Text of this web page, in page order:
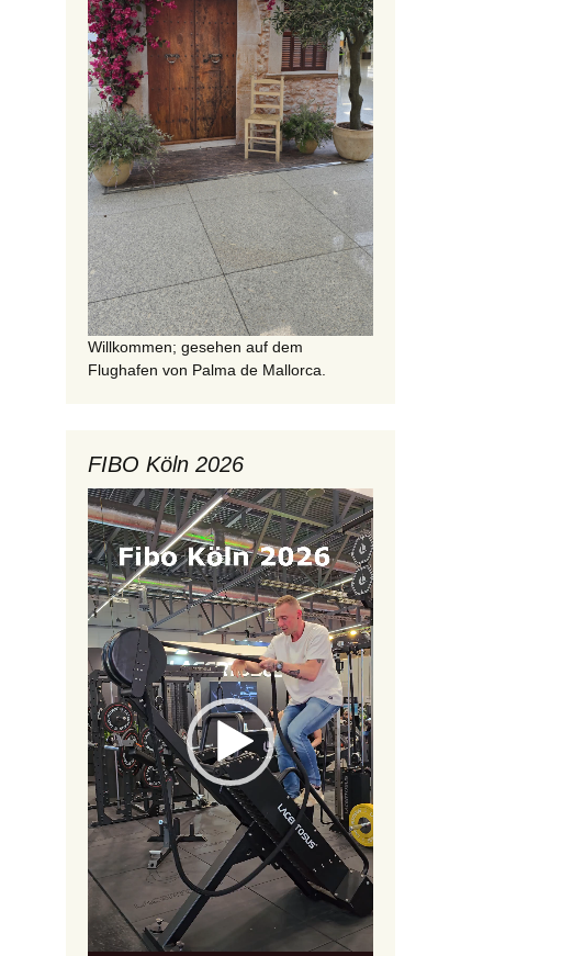
Willkommen; gesehen auf dem
Flughafen von Palma de Mallorca.
FIBO Köln 2026
Video-
Player